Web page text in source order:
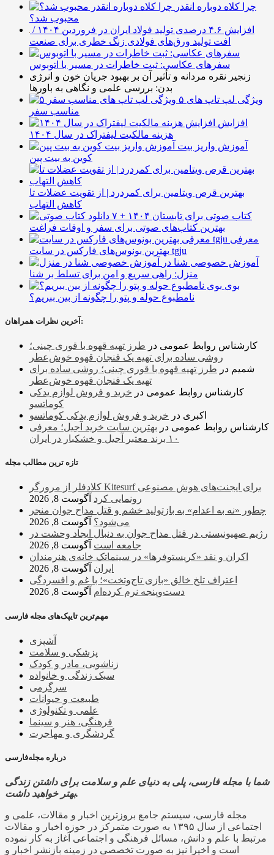
چرا کلاه دوباره انقدر
محبوب شد؟
افزایش ۴.۶ درصدی تولید فولاد ایران در فروردین ۱۴۰۴ /
افت تولید ورق‌های فولادی زنگ خطری برای صنعت
سفرهای عکاسی: ثبت خاطرات در مسیر با اتوبوس
زنجیر نقره مردانه و تأثیر آن بر بهبود جریان خون و انرژی
بدن: بررسی علمی و نگاهی به باورها
۵ ویژگی لپ تاپ های
مناسب سفر
افزایش
هزینه مالکیت لیفتراک در سال ۱۴۰۴
آموزش واریز بیت
کوین به بیت پین
بهترین قرص ویتامین برای کمردرد | از تقویت عضلات تا
کاهش التهاب
۷ کتاب صوتی برای تابستان ۱۴۰۴ +
بهترین کتاب‌های صوتی برای سفر و اوقات فراغت
معرفی
بهترین بونوس‌های فارکس در سایت tgju
آموزش خصوصی شنا در
منزل: راهی سریع و امن برای تسلط بر شنا
بوی
نامطبوع حوله و پتو را چگونه از بین ببریم؟
آخرین نظرات همراهان:
کارشناس روابط عمومی در طرز تهیه قهوه با قوری چینی؛
روشی ساده برای تهیه یک فنجان قهوه خوش‌عطر
شمیم در طرز تهیه قهوه با قوری چینی؛ روشی ساده برای
تهیه یک فنجان قهوه خوش‌عطر
کارشناس روابط عمومی در خرید و فروش لوازم یدکی
کوماتسو
اکبری در خرید و فروش لوازم یدکی کوماتسو
کارشناس روابط عمومی در بهترین سایت خرید آجیل؛ معرفی
۱۰ برند معتبر آجیل و خشکبار در ایران
تازه ترین مطالب مجله
کلادفلر از مرورگر Kitesurf برای ایجنت‌های هوش مصنوعی
رونمایی کرد آگوست 8, 2026
چطور «نه به اعدام» به بازتولید خشم و قتل مداح جوان منجر
می‌شود؟ آگوست 8, 2026
رژیم صهیونیستی در قتل مداح جوان به دنبال ایجاد وحشت در
جامعه است آگوست 8, 2026
اکران و نقد «کریستوفرها» در سینماتک خانه‌ی هنرمندان
ایران آگوست 8, 2026
اعتراف تلخ خالق «بازی تاج‌وتخت»؛ با غم و افسردگی
دست‌وپنجه نرم کرده‌ام آگوست 8, 2026
مهم‌ترین تایپک‌های مجله فارسی
آشپزی
پزشکی و سلامت
زناشویی، مادر و کودک
سبک زندگی و خانواده
سرگرمی
طبیعت و حیوانات
علمی و تکنولوژی
فرهنگی، هنر و سینما
گردشگری و مهاجرت
درباره مجله‌فارسی
شما با مجله فارسی، پلی به دنیای علم و سلامت برای داشتن زندگی
بهتر خواهید داشت.
مجله فارسی، سیستم جامع بروزترین اخبار و مقالات، علمی و
اجتماعی از سال ۱۳۹۵ به صورت متمرکز در حوزه اخبار و مقالات
مرتبط با علم و دانش، مسائل فرهنگی و اجتماعی آغاز به کار نموده
است و اخیرا نیز به صورت تخصصی در زمینه بازنشر اخبار و